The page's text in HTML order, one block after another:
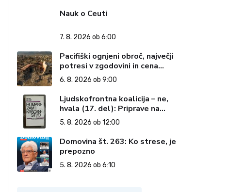
Nauk o Ceuti
7. 8. 2026 ob 6:00
Pacifiški ognjeni obroč, največji
potresi v zgodovini in cena
pozabe
6. 8. 2026 ob 9:00
Ljudskofrontna koalicija – ne,
hvala (17. del): Priprave na
sestop z oblasti – dvorska
opozicija 6: Gramsci na delu:
Revija 2000 in revolucionarna
izvotlitev krščanstva
5. 8. 2026 ob 12:00
Domovina št. 263: Ko strese, je
prepozno
5. 8. 2026 ob 6:10